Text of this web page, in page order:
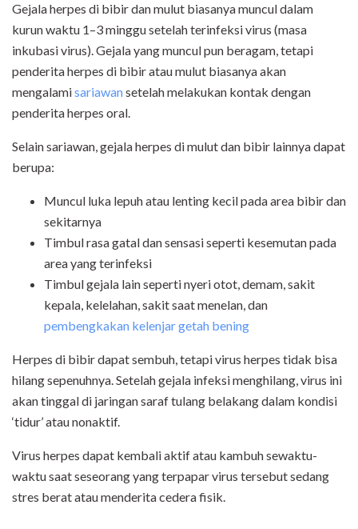
Gejala herpes di bibir dan mulut biasanya muncul dalam
kurun waktu 1–3 minggu setelah terinfeksi virus (masa
inkubasi virus). Gejala yang muncul pun beragam, tetapi
penderita herpes di bibir atau mulut biasanya akan
mengalamisariawansetelah melakukan kontak dengan
penderita herpes oral.
Selain sariawan, gejala herpes di mulut dan bibir lainnya dapat
berupa:
Muncul luka lepuh atau lenting kecil pada area bibir dan
sekitarnya
Timbul rasa gatal dan sensasi seperti kesemutan pada
area yang terinfeksi
Timbul gejala lain seperti nyeri otot, demam, sakit
kepala, kelelahan, sakit saat menelan, dan
pembengkakan kelenjar getah bening
Herpes di bibir dapat sembuh, tetapi virus herpes tidak bisa
hilang sepenuhnya. Setelah gejala infeksi menghilang, virus ini
akan tinggal di jaringan saraf tulang belakang dalam kondisi
‘tidur’ atau nonaktif.
Virus herpes dapat kembali aktif atau kambuh sewaktu-
waktu saat seseorang yang terpapar virus tersebut sedang
stres berat atau menderita cedera fisik.